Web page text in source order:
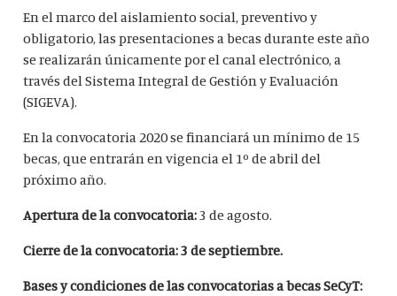
En el marco del aislamiento social, preventivo y
obligatorio, las presentaciones a becas durante este año
se realizarán únicamente por el canal electrónico, a
través del Sistema Integral de Gestión y Evaluación
(SIGEVA).
En la convocatoria 2020 se financiará un mínimo de 15
becas, que entrarán en vigencia el 1º de abril del
próximo año.
Apertura de la convocatoria:3 de agosto.
Cierre de la convocatoria: 3 de septiembre.
Bases y condiciones de las convocatorias a becas SeCyT: